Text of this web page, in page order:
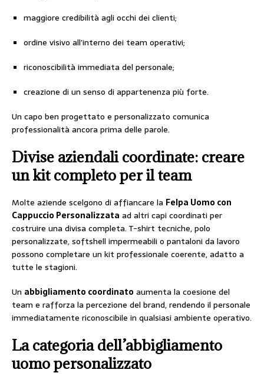
maggiore credibilità agli occhi dei clienti;
ordine visivo all’interno dei team operativi;
riconoscibilità immediata del personale;
creazione di un senso di appartenenza più forte.
Un capo ben progettato e personalizzato comunica
professionalità ancora prima delle parole.
Divise aziendali coordinate: creare
un kit completo per il team
Molte aziende scelgono di affiancare la Felpa Uomo con
Cappuccio Personalizzata ad altri capi coordinati per
costruire una divisa completa. T-shirt tecniche, polo
personalizzate, softshell impermeabili o pantaloni da lavoro
possono completare un kit professionale coerente, adatto a
tutte le stagioni.
Un abbigliamento coordinato aumenta la coesione del
team e rafforza la percezione del brand, rendendo il personale
immediatamente riconoscibile in qualsiasi ambiente operativo.
La categoria dell’abbigliamento
uomo personalizzato